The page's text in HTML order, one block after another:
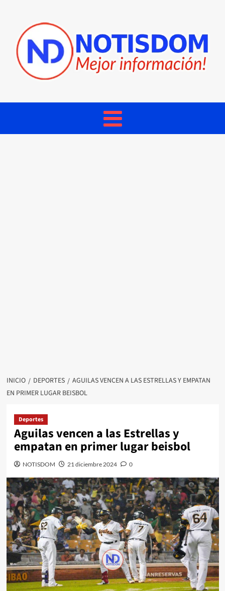
INICIO DEPORTES
AGUILAS VENCEN A LAS ESTRELLAS Y EMPATAN
EN PRIMER LUGAR BEISBOL
Deportes
Aguilas vencen a las Estrellas y
empatan en primer lugar beisbol
NOTISDOM 21 diciembre 2024 0